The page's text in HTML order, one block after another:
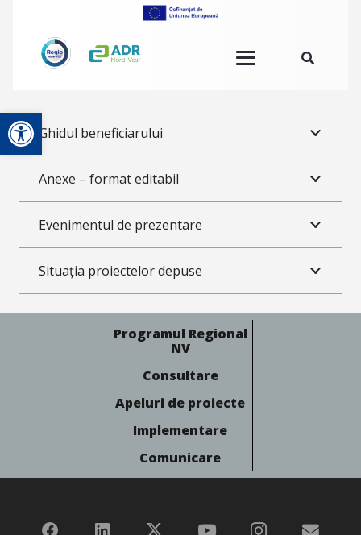
Deschide bara de unelte
Ghidul beneficiarului
Anexe – format editabil
Evenimentul de prezentare
Situația proiectelor depuse
Programul Regional
NV
Consultare
Apeluri de proiecte
Implementare
Comunicare